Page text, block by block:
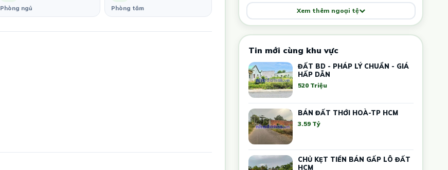
Phòng ngủ Phòng tắm Xem thêm ngoại tệ
Tin mới cùng khu vực
ĐẤT BD - PHÁP LÝ CHUẨN - GIÁ
HẤP DẪN
520 Triệu
BÁN ĐẤT THỚI HOÀ-TP HCM
3.59 Tỷ
CHỦ KẸT TIỀN BÁN GẤP LÔ ĐẤT
HCM